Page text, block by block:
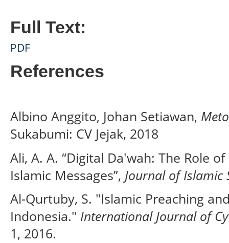
Full Text:
PDF
References
Albino Anggito, Johan Setiawan,
Sukabumi: CV Jejak, 2018
Ali, A. A. “Digital Da'wah: The Role
Islamic Messages”, Journal of Islamic
Al-Qurtuby, S. "Islamic Preaching
Indonesia." International Journal of
1, 2016.